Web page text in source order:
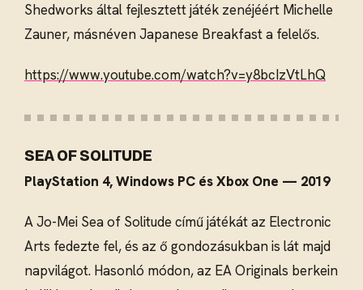
Shedworks által fejlesztett játék zenéjéért Michelle
Zauner, másnéven Japanese Breakfast a felelős.
https://www.youtube.com/watch?v=y8bcIzVtLhQ
SEA OF SOLITUDE
PlayStation 4, Windows PC és Xbox One — 2019
A Jo-Mei Sea of Solitude című játékát az Electronic
Arts fedezte fel, és az ő gondozásukban is lát majd
napvilágot. Hasonló módon, az EA Originals berkein